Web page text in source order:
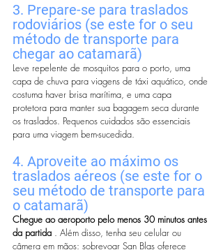
3. Prepare-se para traslados
rodoviários (se este for o seu
método de transporte para
chegar ao catamarã)
Leve repelente de mosquitos para o porto, uma
capa de chuva para viagens de táxi aquático, onde
costuma haver brisa marítima, e uma capa
protetora para manter sua bagagem seca durante
os traslados. Pequenos cuidados são essenciais
para uma viagem bem-sucedida.
4. Aproveite ao máximo os
traslados aéreos (se este for o
seu método de transporte para
o catamarã)
Chegue ao aeroporto pelo menos 30 minutos antes
da partida . Além disso, tenha seu celular ou
câmera em mãos: sobrevoar San Blas oferece